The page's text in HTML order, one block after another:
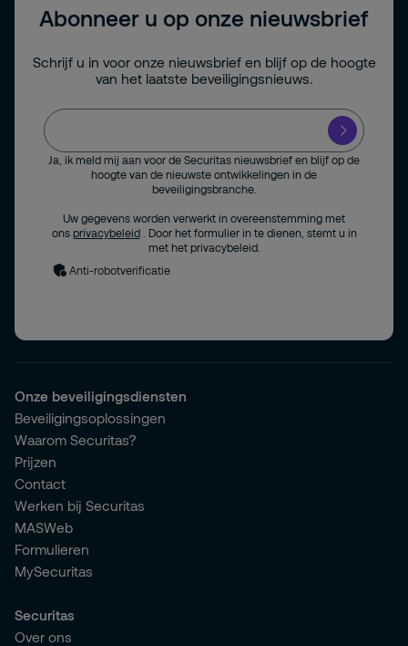
Abonneer u op onze nieuwsbrief
Schrijf u in voor onze nieuwsbrief en blijf op de hoogte
van het laatste beveiligingsnieuws.
Ja, ik meld mij aan voor de Securitas nieuwsbrief en blijf op de
hoogte van de nieuwste ontwikkelingen in de
beveiligingsbranche.
Uw gegevens worden verwerkt in overeenstemming met
ons privacybeleid
. Door het formulier in te dienen, stemt u in
met het privacybeleid.
Anti-robotverificatie
Onze beveiligingsdiensten
Beveiligingsoplossingen
Waarom Securitas?
Prijzen
Contact
Werken bij Securitas
MASWeb
Formulieren
MySecuritas
Securitas
Over ons